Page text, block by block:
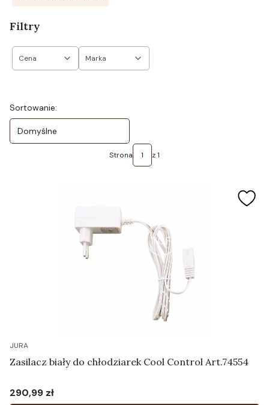
Filtry
Cena Marka
Lista produktów
Sortowanie:
Domyślne
Strona z 1
JURA
Zasilacz biały do chłodziarek Cool Control Art.74554
Cena
290,99 zł